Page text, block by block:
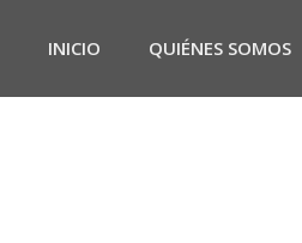
INICIO QUIÉNES SOMOS